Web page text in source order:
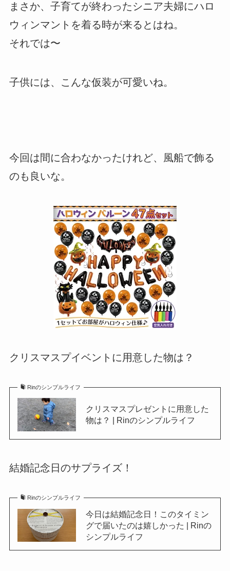
まさか、子育てが終わったシニア夫婦にハロ
ウィンマントを着る時が来るとはね。
それでは〜
子供には、こんな仮装が可愛いね。
今回は間に合わなかったけれど、風船で飾る
のも良いな。
クリスマスプイベントに用意した物は？
Rinのシンプルライフ
クリスマスプレゼントに用意した
物は？ | Rinのシンプルライフ
結婚記念日のサプライズ！
Rinのシンプルライフ
今日は結婚記念日！このタイミン
グで届いたのは嬉しかった | Rinの
シンプルライフ